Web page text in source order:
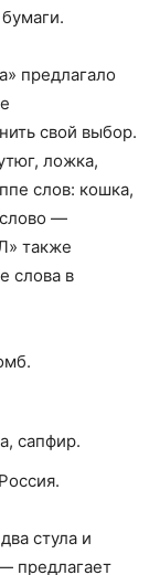
предлагало
свой выбор.
ложка,
слов: кошка,
слово —
также
слова в
сапфир.
стула и
предлагает